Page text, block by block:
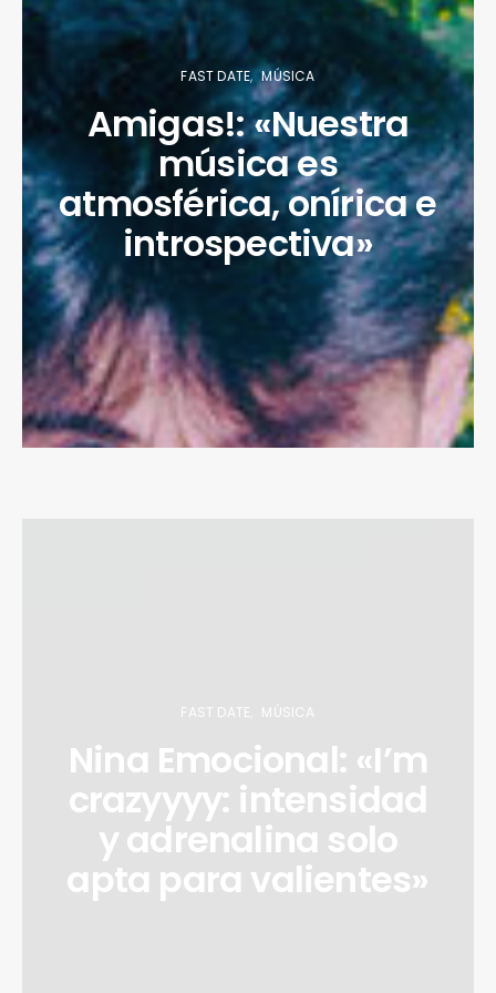
FAST DATE MÚSICA
Amigas!: «Nuestra
música es
atmosférica, onírica e
introspectiva»
FAST DATE MÚSICA
Nina Emocional: «I’m
crazyyyy: intensidad
y adrenalina solo
apta para valientes»